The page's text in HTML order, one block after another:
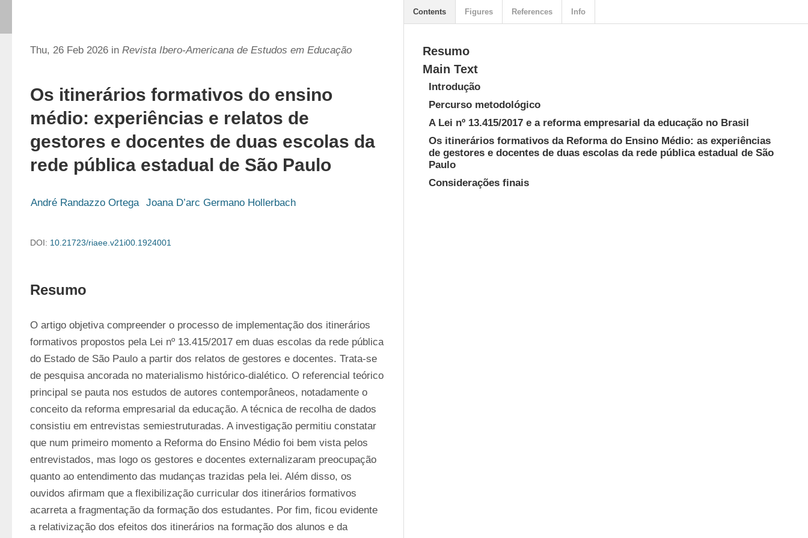
Thu, 26 Feb 2026 in Revista Ibero-Americana de Estudos em Educação
Os itinerários formativos do ensino
médio: experiências e relatos de
gestores e docentes de duas escolas da
rede pública estadual de São Paulo
André Randazzo Ortega Joana D’arc Germano Hollerbach
DOI: 10.21723/riaee.v21i00.1924001
Resumo
O artigo objetiva compreender o processo de implementação dos itinerários
formativos propostos pela Lei nº 13.415/2017 em duas escolas da rede pública
do Estado de São Paulo a partir dos relatos de gestores e docentes. Trata-se
de pesquisa ancorada no materialismo histórico-dialético. O referencial teórico
principal se pauta nos estudos de autores contemporâneos, notadamente o
conceito da reforma empresarial da educação. A técnica de recolha de dados
consistiu em entrevistas semiestruturadas. A investigação permitiu constatar
que num primeiro momento a Reforma do Ensino Médio foi bem vista pelos
entrevistados, mas logo os gestores e docentes externalizaram preocupação
quanto ao entendimento das mudanças trazidas pela lei. Além disso, os
ouvidos afirmam que a flexibilização curricular dos itinerários formativos
acarreta a fragmentação da formação dos estudantes. Por fim, ficou evidente
a relativização dos efeitos dos itinerários na formação dos alunos e da
Resumo
Main Text
Introdução
Percurso metodológico
A Lei nº 13.415/2017 e a reforma empresarial da educação no Brasil
Os itinerários formativos da Reforma do Ensino Médio: as experiências
de gestores e docentes de duas escolas da rede pública estadual de São
Paulo
Considerações finais
Contents Figures References Info